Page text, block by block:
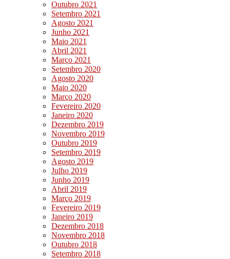
Outubro 2021
Setembro 2021
Agosto 2021
Junho 2021
Maio 2021
Abril 2021
Março 2021
Setembro 2020
Agosto 2020
Maio 2020
Março 2020
Fevereiro 2020
Janeiro 2020
Dezembro 2019
Novembro 2019
Outubro 2019
Setembro 2019
Agosto 2019
Julho 2019
Junho 2019
Abril 2019
Março 2019
Fevereiro 2019
Janeiro 2019
Dezembro 2018
Novembro 2018
Outubro 2018
Setembro 2018